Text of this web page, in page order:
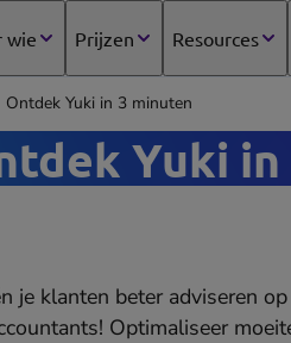
wie Prijzen Resources
Ontdek Yuki in 3 minuten
Yuki
je klanten beter adviseren
Optimaliseer